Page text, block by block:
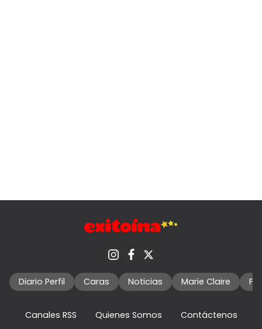
Diario Perfil Caras Noticias Marie Claire
Canales RSS Quienes Somos Contáctenos